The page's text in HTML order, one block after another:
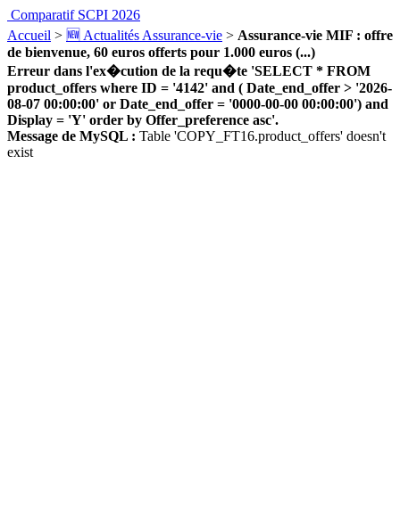
Comparatif SCPI 2026
Accueil > 🆕 Actualités Assurance-vie > Assurance-vie MIF : offre
de bienvenue, 60 euros offerts pour 1.000 euros (...)
Erreur dans l'ex�cution de la requ�te 'SELECT * FROM
product_offers where ID = '4142' and ( Date_end_offer > '2026-
08-07 00:00:00' or Date_end_offer = '0000-00-00 00:00:00') and
Display = 'Y' order by Offer_preference asc'.
Message de MySQL : Table 'COPY_FT16.product_offers' doesn't
exist